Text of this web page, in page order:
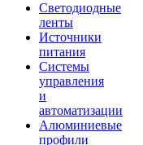
Светодиодные
ленты
Источники
питания
Системы
управления
и
автоматизации
Алюминиевые
профили